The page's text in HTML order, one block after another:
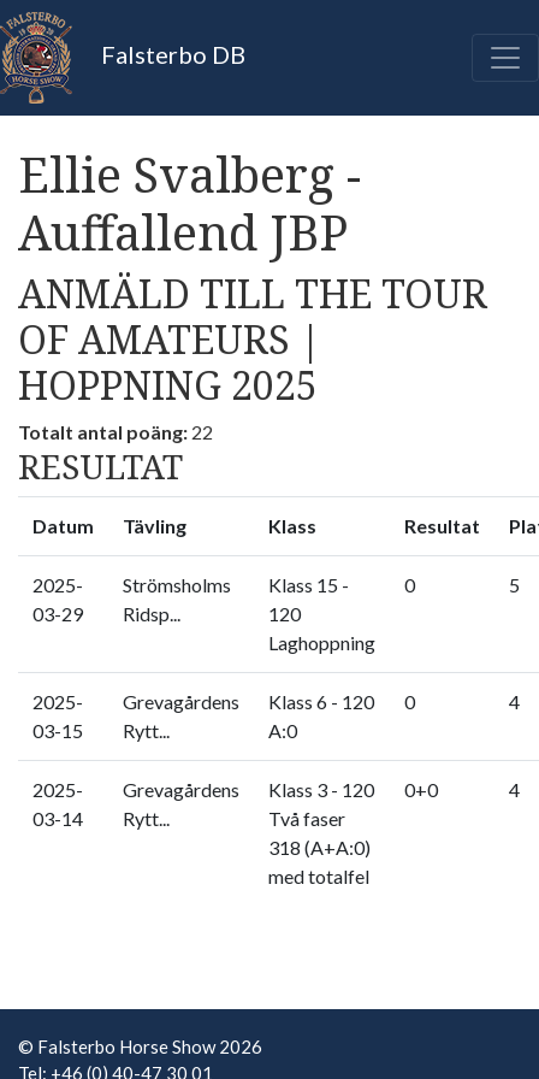
Falsterbo DB
Ellie Svalberg -
Auffallend JBP
ANMÄLD TILL THE TOUR
OF AMATEURS |
HOPPNING 2025
Totalt antal poäng: 22
RESULTAT
Datum Tävling Klass Resultat
2025-
03-29
Strömsholms
Ridsp...
Klass 15 -
120
Laghoppning
0 5
2025-
03-15
Grevagårdens
Rytt...
Klass 6 - 120
A:0
0 4
2025-
03-14
Grevagårdens
Rytt...
Klass 3 - 120
Två faser
318 (A+A:0)
med totalfel
0+0 4
© Falsterbo Horse Show 2026
Tel: +46 (0) 40-47 30 01